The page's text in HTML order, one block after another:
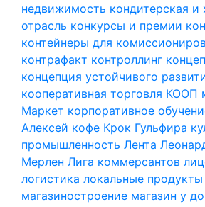
недвижимость кондитерская и
отрасль конкурсы и премии
контейнеры для
контрафакт контроллинг
концепция устойчивого
кооперативная торговля КООП
Маркет корпоративное
Алексей кофе Крок Гульфира
промышленность Лента
Мерлен Лига коммерсантов
логистика локальные продукты
магазиностроение магазин у